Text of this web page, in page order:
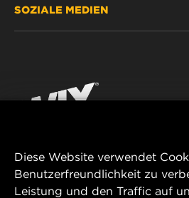
HÄNDLERSUCHE
KONTAKT
IMPRESSUM
SOZIALE MEDIEN
YouTube
MANN+HUMMEL FT Poland
Diese Website verwendet
Benutzerfreundlichkeit zu
Leistung und den Traffic auf